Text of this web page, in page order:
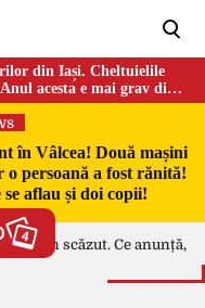
din Iași. Cheltuielile
acesta e mai grav din
în Vâlcea! Două mașini
o persoană a fost rănită!
aflau și doi copii!
4